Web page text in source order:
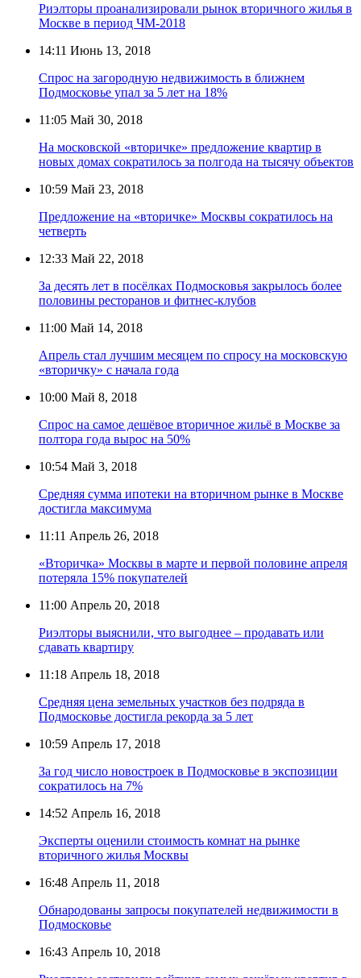
Риэлторы проанализировали рынок вторичного жилья в
Москве в период ЧМ-2018
14:11 Июнь 13, 2018
Спрос на загородную недвижимость в ближнем
Подмосковье упал за 5 лет на 18%
11:05 Май 30, 2018
На московской «вторичке» предложение квартир в
новых домах сократилось за полгода на тысячу объектов
10:59 Май 23, 2018
Предложение на «вторичке» Москвы сократилось на
четверть
12:33 Май 22, 2018
За десять лет в посёлках Подмосковья закрылось более
половины ресторанов и фитнес-клубов
11:00 Май 14, 2018
Апрель стал лучшим месяцем по спросу на московскую
«вторичку» с начала года
10:00 Май 8, 2018
Спрос на самое дешёвое вторичное жильё в Москве за
полтора года вырос на 50%
10:54 Май 3, 2018
Cредняя сумма ипотеки на вторичном рынке в Москве
достигла максимума
11:11 Апрель 26, 2018
«Вторичка» Москвы в марте и первой половине апреля
потеряла 15% покупателей
11:00 Апрель 20, 2018
Риэлторы выяснили, что выгоднее – продавать или
сдавать квартиру
11:18 Апрель 18, 2018
Средняя цена земельных участков без подряда в
Подмосковье достигла рекорда за 5 лет
10:59 Апрель 17, 2018
За год число новостроек в Подмосковье в экспозиции
сократилось на 7%
14:52 Апрель 16, 2018
Эксперты оценили стоимость комнат на рынке
вторичного жилья Москвы
16:48 Апрель 11, 2018
Обнародованы запросы покупателей недвижимости в
Подмосковье
16:43 Апрель 10, 2018